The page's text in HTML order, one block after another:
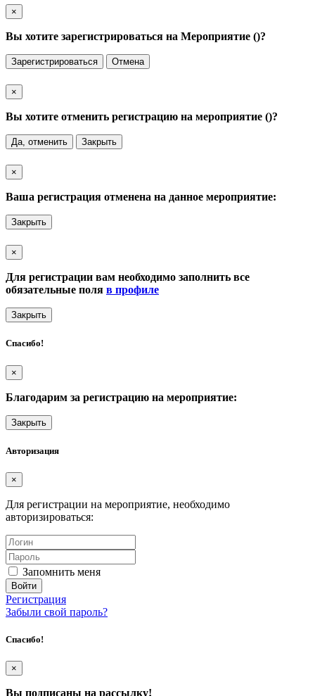
×
Вы хотите зарегистрироваться на Мероприятие ()?
Зарегистрироваться Отмена
×
Вы хотите отменить регистрацию на мероприятие ()?
Да, отменить Закрыть
×
Ваша регистрация отменена на данное мероприятие:
Закрыть
×
Для регистрации вам необходимо заполнить все
обязательные поля в профиле
Закрыть
Спасибо!
×
Благодарим за регистрацию на мероприятие:
Закрыть
Авторизация
×
Для регистрации на мероприятие, необходимо
авторизироваться:
Запомнить меня
Регистрация
Забыли свой пароль?
Спасибо!
×
Вы подписаны на рассылку!